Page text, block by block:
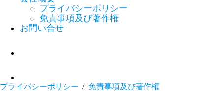
プライバシーポリシー
免責事項及び著作権
お問い合せ
プライバシーポリシー / 免責事項及び著作権